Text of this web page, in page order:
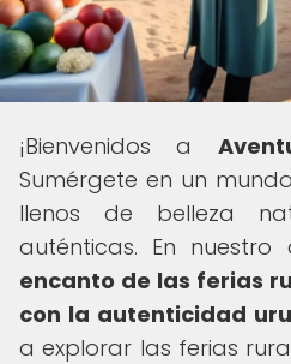
¡Bienvenidos a
Sumérgete en un
llenos de belleza
auténticas. En
encanto de las ferias
con la autenticidad
a explorar las ferias